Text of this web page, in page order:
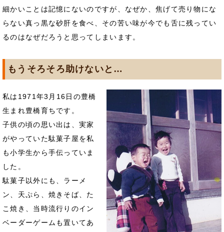
細かいことは記憶にないのですが、なぜか、焦げて売り物にな
らない真っ黒な砂肝を食べ、その苦い味が今でも舌に残ってい
るのはなぜだろうと思ってしまいます。
もうそろそろ助けないと…
私は1971年3月16日の豊橋
生まれ豊橋育ちです。
子供の頃の思い出は、実家
がやっていた駄菓子屋を私
も小学生から手伝っていま
した。
駄菓子以外にも、ラーメ
ン、天ぷら、焼きそば、た
こ焼き、当時流行りのイン
ベーダーゲームも置いてあ